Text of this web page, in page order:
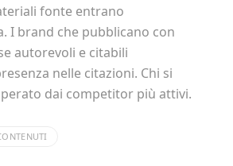
fonte entrano
I brand che pubblicano con
autorevoli e citabili
nelle citazioni. Chi si
dai competitor più attivi.